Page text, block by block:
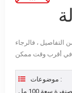
التفاصيل ، فالرجاء
موضوعات :
سعة 100 مل